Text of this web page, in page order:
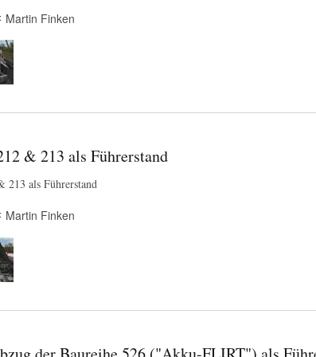
Martin Finken
& 213 als Führerstand
213 als Führerstand
Martin Finken